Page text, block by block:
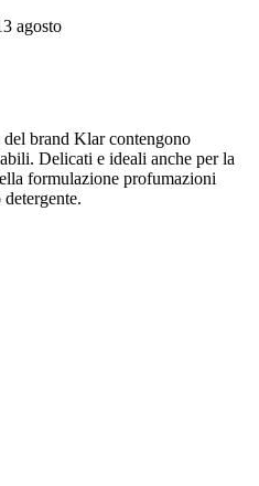
agosto
brand Klar contengono
Delicati e ideali anche per la
formulazione profumazioni